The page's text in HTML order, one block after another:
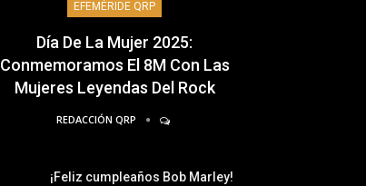
EFEMÉRIDE QRP
Día De La Mujer 2025:
Conmemoramos El 8M Con Las
Mujeres Leyendas Del Rock
REDACCIÓN QRP
¡Feliz cumpleaños Bob Marley!